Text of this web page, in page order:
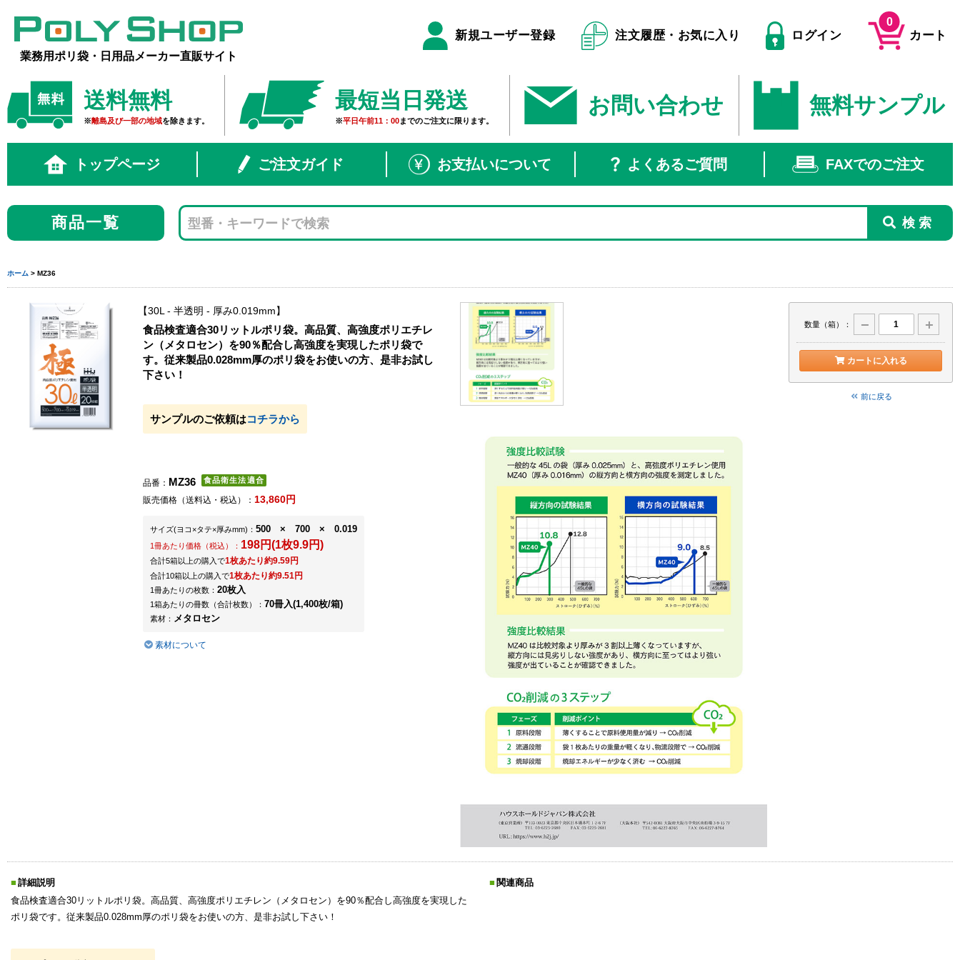
業務用ポリ袋・日用品メーカー直販サイト
新規ユーザー登録 注文履歴・お気に入り ログイン
0
カート
送料無料
※離島及び一部の地域を除きます。
最短当日発送
※平日午前11：00までのご注文に限ります。
お問い合わせ 無料サンプル
トップページ ご注文ガイド お支払いについて よくあるご質問 FAXでのご注文
商品一覧
ホーム > MZ36
30L - 半透明 - 厚み0.019mm
食品検査適合30リットルポリ袋。高品質、高強度ポリエチレ
ン（メタロセン）を90％配合し高強度を実現したポリ袋で
す。従来製品0.028mm厚のポリ袋をお使いの方、是非お試し
下さい！
サンプルのご依頼はコチラから
品番： MZ36
販売価格（送料込・税込）： 13,860円
サイズ(ヨコ×タテ×厚みmm) ： 500 × 700 × 0.019
1冊あたり価格（税込）： 198円(1枚9.9円)
合計5箱以上の購入で1枚あたり約9.59円
合計10箱以上の購入で1枚あたり約9.51円
1冊あたりの枚数： 20枚入
1箱あたりの冊数（合計枚数）： 70冊入(1,400枚/箱)
素材： メタロセン
素材について
数量（箱）：
カートに入れる
前に戻る
詳細説明
食品検査適合30リットルポリ袋。高品質、高強度ポリエチレン（メタロセン）を90％配合し高強度を実現した
ポリ袋です。従来製品0.028mm厚のポリ袋をお使いの方、是非お試し下さい！
関連商品